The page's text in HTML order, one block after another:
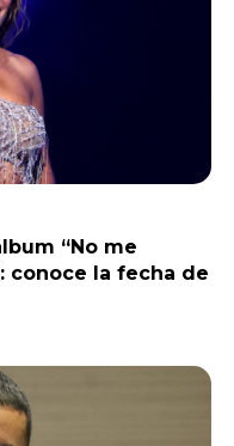
“No me
conoce la fecha de